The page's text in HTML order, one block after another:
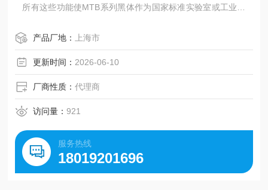
所有这些功能使MTB系列黑体作为国家标准实验室或工业实
产品厂地：
上海市
更新时间： 2026-06-10
厂商性质：代理商
访问量：921
服务热线
18019201696